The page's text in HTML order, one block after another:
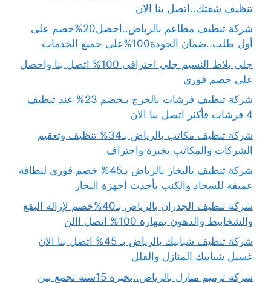
تنظيف شقتك..اتصل بنا الان
شركة تنظيف مطاعم بالرياض..احصل20%خصم على
أول طلب..ضمان الجودة100%على جميع الخدمات
جلي بلاط النسيم جلي احترافي 100% اتصل بنا واحصل
على خصم فوري
شركة تنظيف فرشات بالخرج بـخصم 23% عند تنظيف
4 فرشات فأكثر اتصل بنا الان
شركة تنظيف مكاتب بالرياض بـ34% تنظيف وتعقيم
الشركات والمكاتب بخبرة واحتراف
شركة تنظيف بالبخار بالرياض بـ45% خصم فوري لنظافة
عميقة للسجاد والكنب بأحدث أجهزة البخار
شركة تنظيف الجدران بالرياض بـ40%خصم لإزالة البقع
والشخابيط والدهون بمهارة 100% اتصل االن
شركة تنظيف شبابيك بالرياض بـ 45% اتصل بنا الان
غسيل شبابيك المنازل والفلل
شركة ترميم منازل بالرياض..بخبرة 15سنة تجمع بين